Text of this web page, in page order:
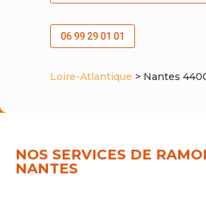
Intervention
Notre
06 99 29 01 01
Loire-Atlantique > Nantes
NOS SERVICES DE
NANTES